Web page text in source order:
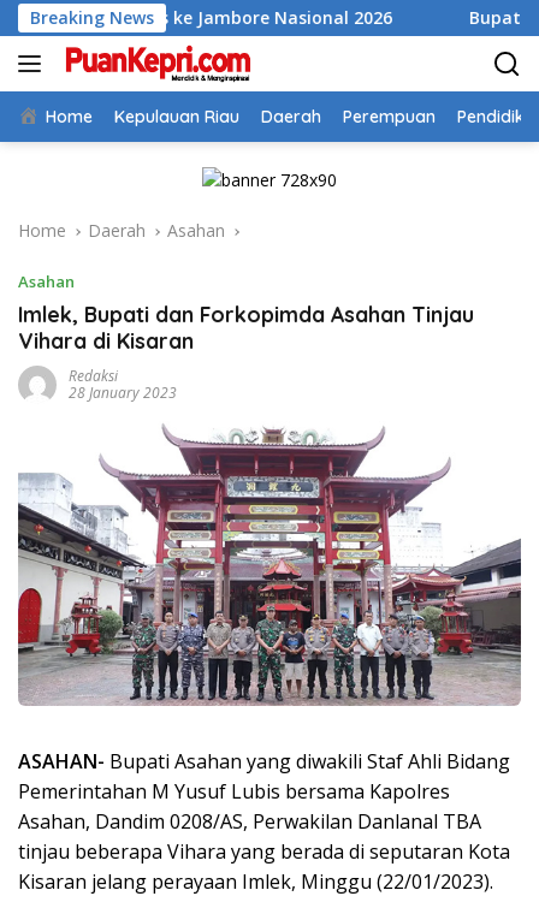
Skip
to
content
Breaking News
ke Jambore Nasional 2026 Bupati Aneng
Home Kepulauan Riau Daerah Perempuan
Home Daerah Asahan
Asahan
Imlek, Bupati dan Forkopimda Asahan Tinjau
Vihara di Kisaran
Redaksi
28 January 2023
ASAHAN- Bupati Asahan yang diwakili Staf Ahli Bidang
Pemerintahan M Yusuf Lubis bersama Kapolres
Asahan, Dandim 0208/AS, Perwakilan Danlanal TBA
tinjau beberapa Vihara yang berada di seputaran Kota
Kisaran jelang perayaan Imlek, Minggu (22/01/2023).